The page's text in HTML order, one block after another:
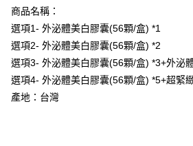
全盈+PAY
【關於「AFTEE先享後付」】
AFTEE先享後付是「在收到商品之後才付款」
便利好安心！
ATM付款
商品名稱：
選項1- 外泌體美白膠囊(56顆/盒) *1
選項2- 外泌體美白膠囊(56顆/盒) *2
選項3- 外泌體美白膠囊(56顆/盒) *3+外泌
選項4- 外泌體美白膠囊(56顆/盒) *5+超緊
產地：台灣